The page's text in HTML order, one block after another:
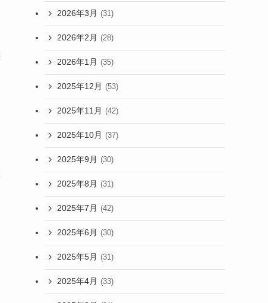
2026年3月 (31)
2026年2月 (28)
2026年1月 (35)
2025年12月 (53)
2025年11月 (42)
2025年10月 (37)
2025年9月 (30)
2025年8月 (31)
2025年7月 (42)
2025年6月 (30)
2025年5月 (31)
2025年4月 (33)